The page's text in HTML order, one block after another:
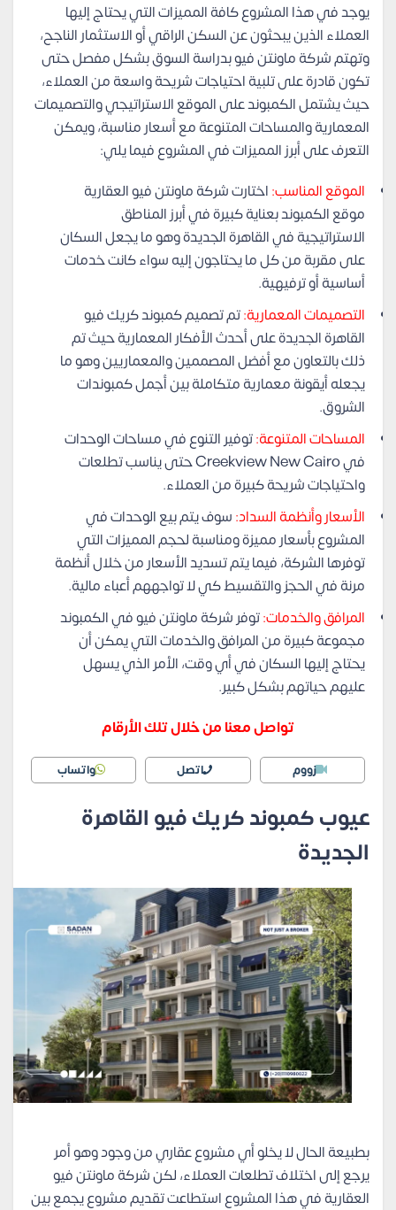
يوجد في هذا المشروع كافة المميزات التي يحتاج إليها
العملاء الذين يبحثون عن السكن الراقي أو الاستثمار الناجح،
وتهتم شركة ماونتن فيو بدراسة السوق بشكل مفصل حتى
تكون قادرة على تلبية احتياجات شريحة واسعة من العملاء،
حيث يشتمل الكمبوند على الموقع الاستراتيجي والتصميمات
المعمارية والمساحات المتنوعة مع أسعار مناسبة، ويمكن
التعرف على أبرز المميزات في المشروع فيما يلي:
الموقع المناسب:اختارت شركة ماونتن فيو العقارية
موقع الكمبوند بعناية كبيرة في أبرز المناطق
الاستراتيجية في القاهرة الجديدة وهو ما يجعل السكان
على مقربة من كل ما يحتاجون إليه سواء كانت خدمات
أساسية أو ترفيهية.
التصميمات المعمارية:تم تصميم كمبوند كريك فيو
القاهرة الجديدة على أحدث الأفكار المعمارية حيث تم
ذلك بالتعاون مع أفضل المصممين والمعماريين وهو ما
يجعله أيقونة معمارية متكاملة بين أجمل كمبوندات
الشروق.
المساحات المتنوعة:توفير التنوع في مساحات الوحدات
في Creekview New Cairo حتى يناسب تطلعات
واحتياجات شريحة كبيرة من العملاء.
الأسعار وأنظمة السداد:سوف يتم بيع الوحدات في
المشروع بأسعار مميزة ومناسبة لحجم المميزات التي
توفرها الشركة، فيما يتم تسديد الأسعار من خلال أنظمة
مرنة في الحجز والتقسيط كي لا تواجههم أعباء مالية.
المرافق والخدمات:توفر شركة ماونتن فيو في الكمبوند
مجموعة كبيرة من المرافق والخدمات التي يمكن أن
يحتاج إليها السكان في أي وقت، الأمر الذي يسهل
عليهم حياتهم بشكل كبير.
تواصل معنا من خلال تلك الأرقام
زووم اتصل واتساب
عيوب كمبوند كريك فيو القاهرة
الجديدة
بطبيعة الحال لا يخلو أي مشروع عقاري من وجود وهو أمر
يرجع إلى اختلاف تطلعات العملاء، لكن شركة ماونتن فيو
العقارية في هذا المشروع استطاعت تقديم مشروع يجمع بين